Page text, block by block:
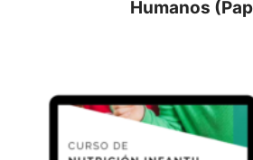
Humanos